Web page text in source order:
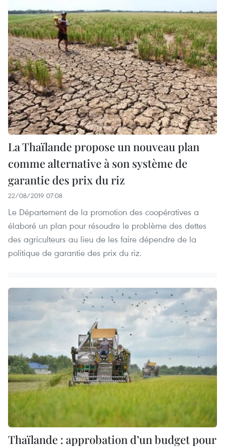
La Thaïlande propose un nouveau plan
comme alternative à son système de
garantie des prix du riz
22/08/2019 07:08
Le Département de la promotion des coopératives a
élaboré un plan pour résoudre le problème des dettes
des agriculteurs au lieu de les faire dépendre de la
politique de garantie des prix du riz.
Thaïlande : approbation d’un budget pour